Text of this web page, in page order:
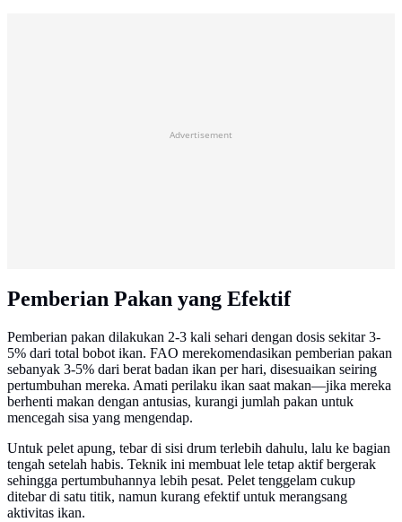
Advertisement
Pemberian Pakan yang Efektif
Pemberian pakan dilakukan 2-3 kali sehari dengan dosis sekitar 3-
5% dari total bobot ikan. FAO merekomendasikan pemberian pakan
sebanyak 3-5% dari berat badan ikan per hari, disesuaikan seiring
pertumbuhan mereka. Amati perilaku ikan saat makan—jika mereka
berhenti makan dengan antusias, kurangi jumlah pakan untuk
mencegah sisa yang mengendap.
Untuk pelet apung, tebar di sisi drum terlebih dahulu, lalu ke bagian
tengah setelah habis. Teknik ini membuat lele tetap aktif bergerak
sehingga pertumbuhannya lebih pesat. Pelet tenggelam cukup
ditebar di satu titik, namun kurang efektif untuk merangsang
aktivitas ikan.